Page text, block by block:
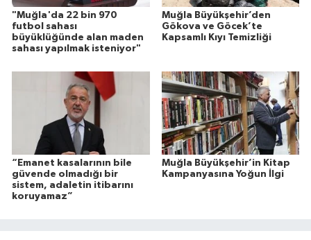
"Muğla'da 22 bin 970
futbol sahası
büyüklüğünde alan maden
sahası yapılmak isteniyor"
Muğla Büyükşehir’den
Gökova ve Göcek’te
Kapsamlı Kıyı Temizliği
“Emanet kasalarının bile
güvende olmadığı bir
sistem, adaletin itibarını
koruyamaz”
Muğla Büyükşehir’in Kitap
Kampanyasına Yoğun İlgi